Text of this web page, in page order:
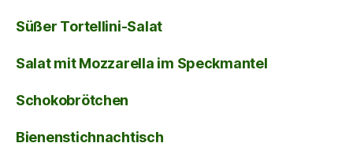
Süßer Tortellini-Salat
Salat mit Mozzarella im Speckmantel
Schokobrötchen
Bienenstichnachtisch